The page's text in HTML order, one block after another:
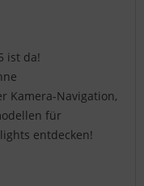
ist da!
Kamera-Navigation,
für
entdecken!